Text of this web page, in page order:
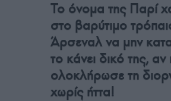
Το όνομα της Παρί
στο βαρύτιμο
Άρσεναλ να μην
το κάνει δικό της, αν
ολοκλήρωσε τη
χωρίς ήττα!